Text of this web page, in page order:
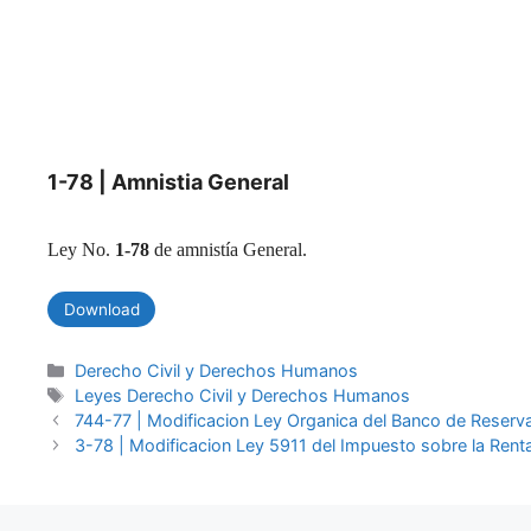
1-78 | Amnistia General
Ley No. 1-78 de amnistía General.
Download
Categories
Derecho Civil y Derechos Humanos
Tags
Leyes Derecho Civil y Derechos Humanos
744-77 | Modificacion Ley Organica del Banco de
3-78 | Modificacion Ley 5911 del Impuesto sobre la